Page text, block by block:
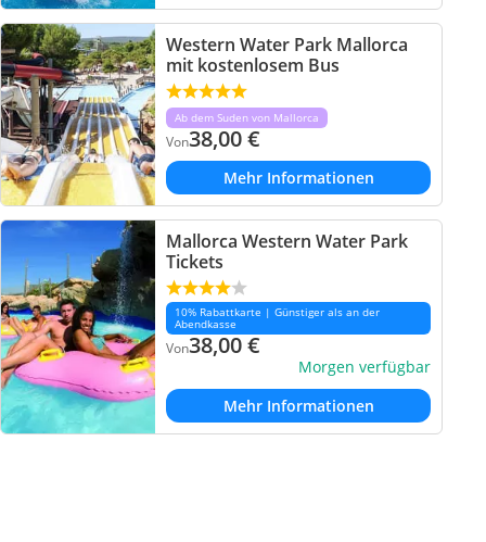
Western Water Park Mallorca
mit kostenlosem Bus
Ab dem Suden von Mallorca
Von38,00€
Mehr Informationen
Mallorca Western Water Park
Tickets
10% Rabattkarte | Günstiger als an der
Abendkasse
Von38,00€
Morgen verfügbar
Mehr Informationen